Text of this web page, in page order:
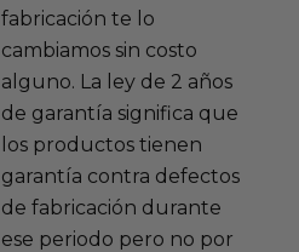
fabricación te lo
cambiamos sin costo
alguno. La ley de 2 años
de garantía significa que
los productos tienen
garantía contra defectos
de fabricación durante
ese periodo pero no por